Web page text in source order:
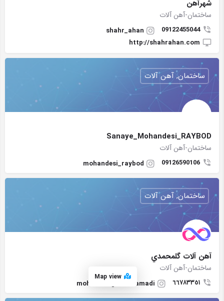
شهرآهن
ساختمان-آهن آلات
09122455044
shahr_ahan
http://shahrahan.com
Sanaye_Mohandesi_RAYBOD
ساختمان-آهن آلات
09126590106
mohandesi_raybod
ساختمان, آهن آلات
آهن آلات گلمحمدي
ساختمان-آهن آلات
٦٦٧٨٣٣٥١ moharam_golmohamadi
ساختمان, آهن آلات
Map view